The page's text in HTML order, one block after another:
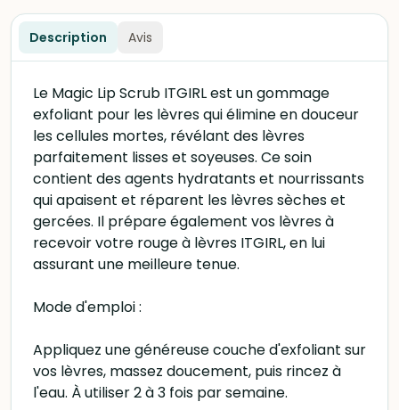
Description Avis
Le Magic Lip Scrub ITGIRL est un gommage
exfoliant pour les lèvres qui élimine en douceur
les cellules mortes, révélant des lèvres
parfaitement lisses et soyeuses. Ce soin
contient des agents hydratants et nourrissants
qui apaisent et réparent les lèvres sèches et
gercées. Il prépare également vos lèvres à
recevoir votre rouge à lèvres ITGIRL, en lui
assurant une meilleure tenue.
Mode d'emploi :
Appliquez une généreuse couche d'exfoliant sur
vos lèvres, massez doucement, puis rincez à
l'eau. À utiliser 2 à 3 fois par semaine.